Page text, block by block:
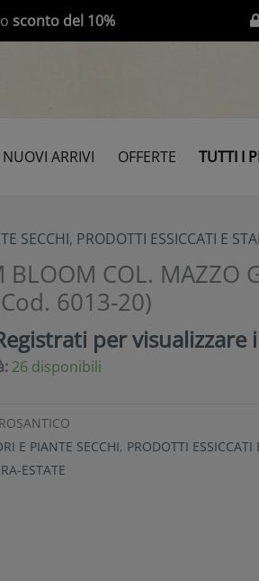
sconto del 10%
NUOVI ARRIVI OFFERTE TUTTI I
SECCHI, PRODOTTI ESSICCATI E
BLOOM COL. MAZZO
6013-20)
per visualizzare
26 disponibili
E PIANTE SECCHI, PRODOTTI ESSICCATI
ESTATE